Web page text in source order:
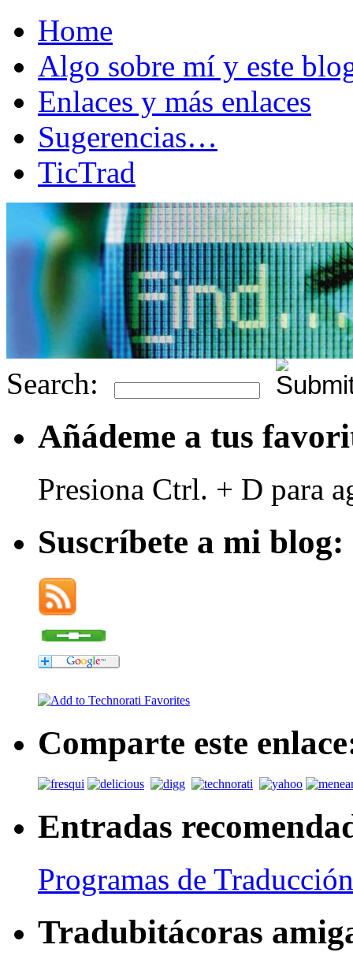
Home
Algo sobre mí y este
Enlaces y más enlaces
Sugerencias…
TicTrad
Search:
Añádeme a tus
Presiona Ctrl. + D para
Suscríbete a mi blog:
Comparte este
Entradas
Programas de
Tradubitácoras